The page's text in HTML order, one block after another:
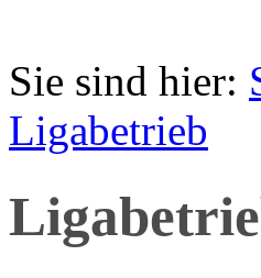
Sie sind hier:
Ligabetrieb